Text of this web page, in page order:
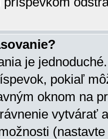
je
pokiaľ
oknom na
vytvárať